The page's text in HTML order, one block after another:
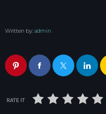
Written by: admin
RATE IT